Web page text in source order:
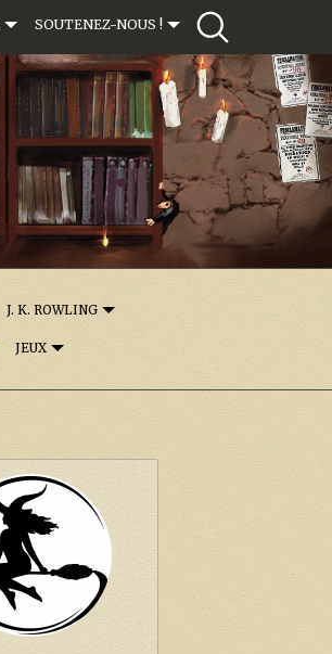
SOUTENEZ-NOUS !
J. K. ROWLING
JEUX